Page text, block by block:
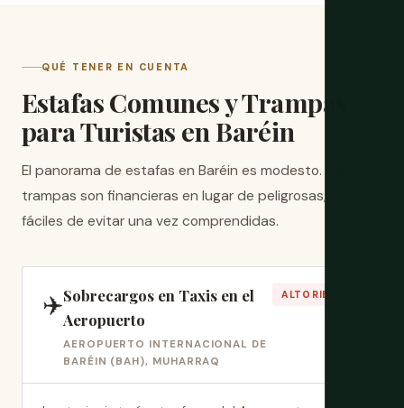
QUÉ TENER EN CUENTA
Estafas Comunes y Trampas
para Turistas en Baréin
El panorama de estafas en Baréin es modesto. Las
trampas son financieras en lugar de peligrosas, y
fáciles de evitar una vez comprendidas.
✈️Sobrecargos en Taxis en el
Aeropuerto
AEROPUERTO INTERNACIONAL DE
BARÉIN (BAH), MUHARRAQ
ALTO RIESGO